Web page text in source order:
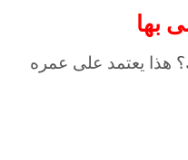
بها
هذا يعتمد على عمره